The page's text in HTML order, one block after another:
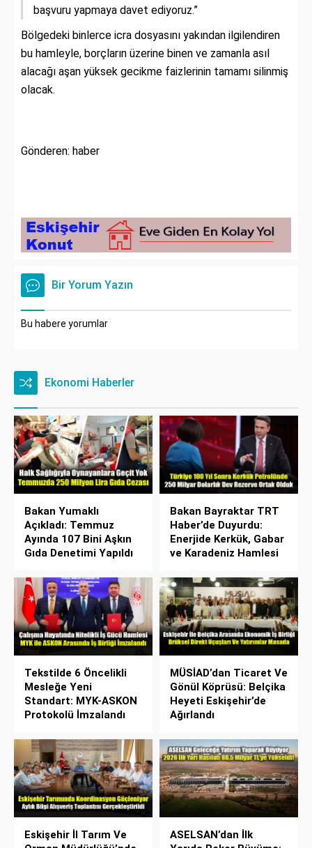
başvuru yapmaya davet ediyoruz.”
Bölgedeki binlerce icra dosyasını yakından ilgilendiren
bu hamleyle, borçların üzerine binen ve zamanla asıl
alacağı aşan yüksek gecikme faizlerinin tamamı silinmiş
olacak.
Gönderen: haber
Bir Yorum Yazın
Bu habere yorumlar
Ekonomi Haberler
Bakan Yumaklı
Açıkladı: Temmuz
Ayında 107 Bini Aşkın
Gıda Denetimi Yapıldı
Bakan Bayraktar TRT
Haber’de Duyurdu:
Enerjide Kerkük, Gabar
ve Karadeniz Hamlesi
Tekstilde 6 Öncelikli
Mesleğe Yeni
Standart: MYK-ASKON
Protokolü İmzalandı
MÜSİAD’dan Ticaret Ve
Gönül Köprüsü: Belçika
Heyeti Eskişehir’de
Ağırlandı
Eskişehir İl Tarım Ve
ASELSAN’dan İlk